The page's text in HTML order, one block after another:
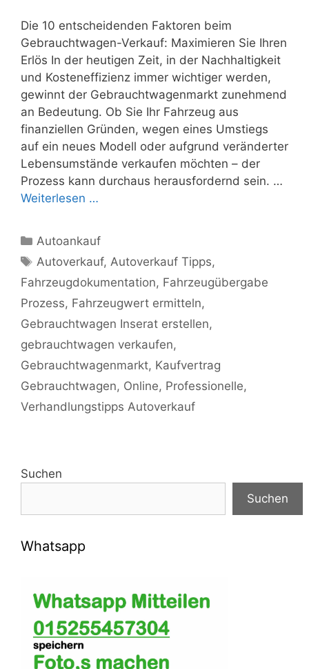
Die 10 entscheidenden Faktoren beim
Gebrauchtwagen-Verkauf: Maximieren Sie Ihren
Erlös In der heutigen Zeit, in der Nachhaltigkeit
und Kosteneffizienz immer wichtiger werden,
gewinnt der Gebrauchtwagenmarkt zunehmend
an Bedeutung. Ob Sie Ihr Fahrzeug aus
finanziellen Gründen, wegen eines Umstiegs
auf ein neues Modell oder aufgrund veränderter
Lebensumstände verkaufen möchten – der
Prozess kann durchaus herausfordernd sein. …
Weiterlesen …
Kategorien
Autoankauf
Schlagwörter
Autoverkauf, Autoverkauf Tipps,
Fahrzeugdokumentation, Fahrzeugübergabe
Prozess, Fahrzeugwert ermitteln,
Gebrauchtwagen Inserat erstellen,
gebrauchtwagen verkaufen,
Gebrauchtwagenmarkt, Kaufvertrag
Gebrauchtwagen, Online, Professionelle,
Verhandlungstipps Autoverkauf
Suchen
Suchen
Whatsapp